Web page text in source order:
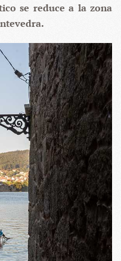
se reduce a la zona